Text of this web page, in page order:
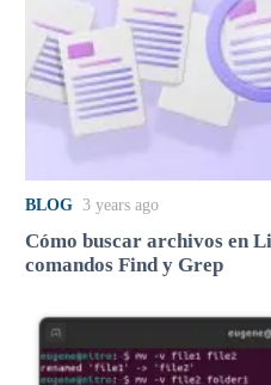
BLOG 3 years ago
Cómo buscar archivos en
comandos Find y Grep